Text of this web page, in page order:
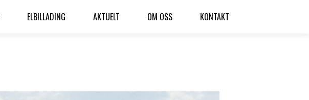
ELBILLADING AKTUELT OM OSS KONTAKT